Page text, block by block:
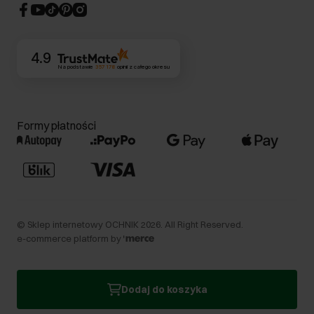
Dodaj do koszyka
CSR
4.9
Na podstawie 357 178 opinii z całego okresu
Formy płatności
© Sklep internetowy OCHNIK 2026 . All Right Reserved.
e-commerce platform by